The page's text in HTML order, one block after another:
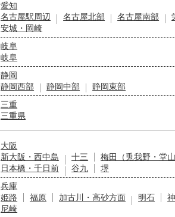
愛知
名古屋駅周辺
名古屋北部 名古屋南部
安城・岡崎
岐阜
岐阜
静岡
静岡西部
静岡中部
静岡東部
三重
三重県
大阪
新大阪・西中島
十三 梅田（兎我野・堂山
日本橋・千日前
谷九
堺
兵庫
姫路
福原 加古川・高砂方面 明石
尼崎